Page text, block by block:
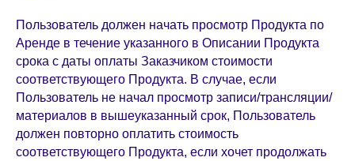
Пользователь должен начать просмотр Продукта по
Аренде в течение указанного в Описании Продукта
срока с даты оплаты Заказчиком стоимости
соответствующего Продукта. В случае, если
Пользователь не начал просмотр записи/трансляции/
материалов в вышеуказанный срок, Пользователь
должен повторно оплатить стоимость
соответствующего Продукта, если хочет продолжать